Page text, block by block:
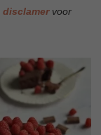
disclamervoor